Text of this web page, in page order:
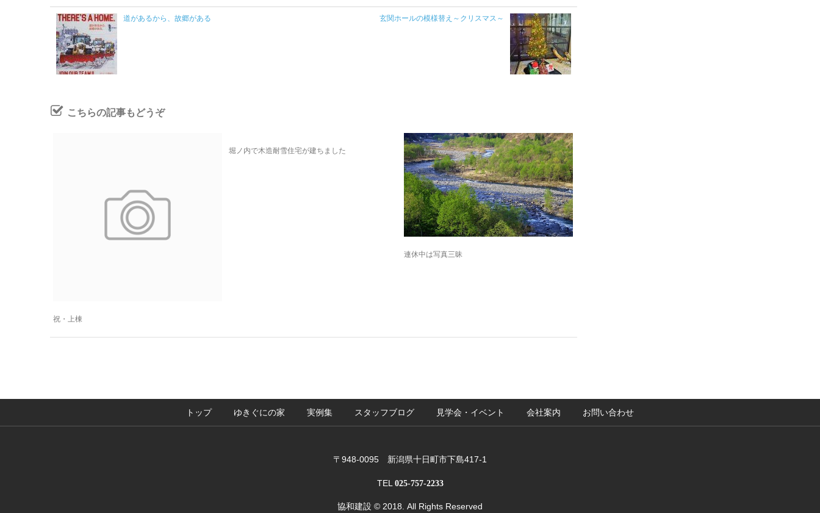
道があるから、故郷がある 玄関ホールの模様替え～クリスマス～
こちらの記事もどうぞ
祝・上棟
堀ノ内で木造耐雪住宅が建ちました
連休中は写真三昧
トップ ゆきぐにの家 実例集 スタッフブログ 見学会・イベント 会社案内 お問い合わせ
〒948-0095 新潟県十日町市下島417-1
TEL 025-757-2233
協和建設 © 2018. All Rights Reserved